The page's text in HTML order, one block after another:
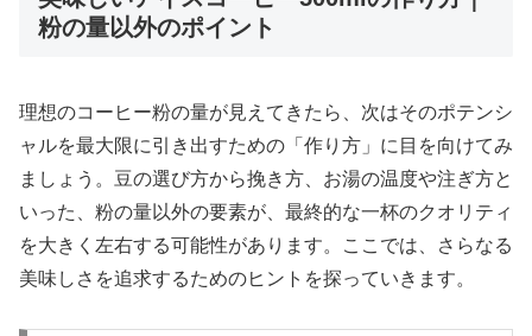
粉の量以外のポイント
理想のコーヒー粉の量が見えてきたら、次はそのポテンシ
ャルを最大限に引き出すための「作り方」に目を向けてみ
ましょう。豆の選び方から挽き方、お湯の温度や注ぎ方と
いった、粉の量以外の要素が、最終的な一杯のクオリティ
を大きく左右する可能性があります。ここでは、さらなる
美味しさを追求するためのヒントを探っていきます。